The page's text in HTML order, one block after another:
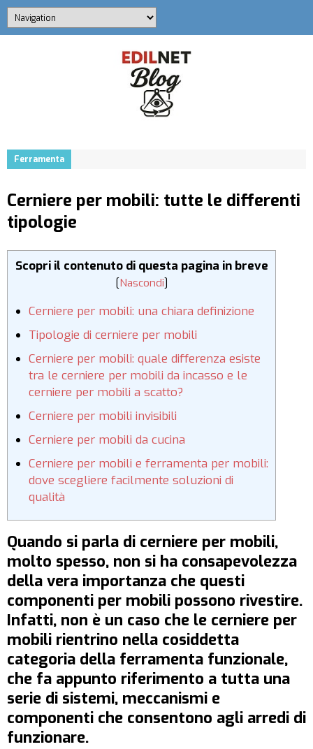
Ferramenta
Cerniere per mobili: tutte le differenti
tipologie
Scopri il contenuto di questa pagina in breve
[Nascondi]
Cerniere per mobili: una chiara definizione
Tipologie di cerniere per mobili
Cerniere per mobili: quale differenza esiste
tra le cerniere per mobili da incasso e le
cerniere per mobili a scatto?
Cerniere per mobili invisibili
Cerniere per mobili da cucina
Cerniere per mobili e ferramenta per mobili:
dove scegliere facilmente soluzioni di
qualità
Quando si parla di cerniere per mobili,
molto spesso, non si ha consapevolezza
della vera importanza che questi
componenti per mobili possono rivestire.
Infatti, non è un caso che le cerniere per
mobili rientrino nella cosiddetta
categoria della ferramenta funzionale,
che fa appunto riferimento a tutta una
serie di sistemi, meccanismi e
componenti che consentono agli arredi di
funzionare.